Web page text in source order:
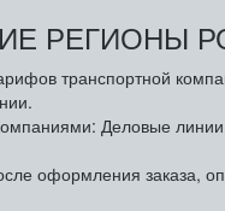
РЕГИОНЫ
транспортной
Деловые
оформления заказа,